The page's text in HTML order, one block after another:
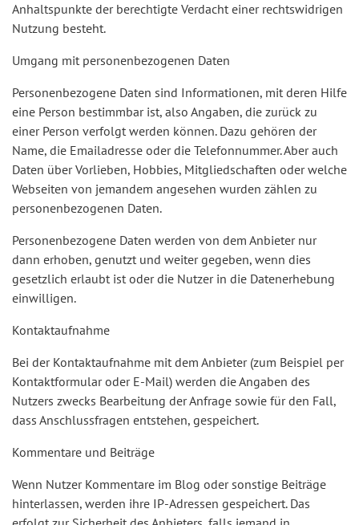
Anhaltspunkte der berechtigte Verdacht einer rechtswidrigen
Nutzung besteht.
Umgang mit personenbezogenen Daten
Personenbezogene Daten sind Informationen, mit deren Hilfe
eine Person bestimmbar ist, also Angaben, die zurück zu
einer Person verfolgt werden können. Dazu gehören der
Name, die Emailadresse oder die Telefonnummer. Aber auch
Daten über Vorlieben, Hobbies, Mitgliedschaften oder welche
Webseiten von jemandem angesehen wurden zählen zu
personenbezogenen Daten.
Personenbezogene Daten werden von dem Anbieter nur
dann erhoben, genutzt und weiter gegeben, wenn dies
gesetzlich erlaubt ist oder die Nutzer in die Datenerhebung
einwilligen.
Kontaktaufnahme
Bei der Kontaktaufnahme mit dem Anbieter (zum Beispiel per
Kontaktformular oder E-Mail) werden die Angaben des
Nutzers zwecks Bearbeitung der Anfrage sowie für den Fall,
dass Anschlussfragen entstehen, gespeichert.
Kommentare und Beiträge
Wenn Nutzer Kommentare im Blog oder sonstige Beiträge
hinterlassen, werden ihre IP-Adressen gespeichert. Das